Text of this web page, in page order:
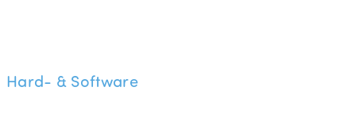
Hard- & Software